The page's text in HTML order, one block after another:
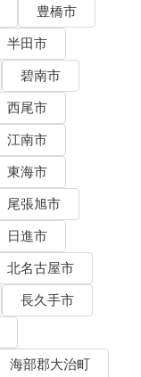
豊橋市
半田市
碧南市
西尾市
江南市
東海市
尾張旭市
日進市
北名古屋市
長久手市
海部郡大治町